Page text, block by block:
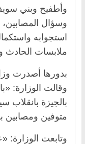
وأطفيح وبني
وسؤال
استجوابه
ملابسات الحادث
بدورها أصدرت
وقالت الوزارة:
بالجيزة بانقلاب
متوفين ومصابين
وتابعت الوزارة: